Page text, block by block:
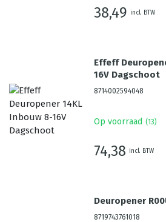
38,49 incl. BTW
Effeff
16V Dagschoot
8714002594048
Op voorraad (13)
74,38 incl. BTW
Deuropener
8719743761018